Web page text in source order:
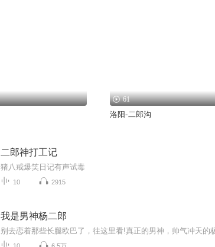
61
洛阳-二郎沟
二郎神打工记
猪八戒爆笑日记有声试毒
10 2915
我是男神杨二郎